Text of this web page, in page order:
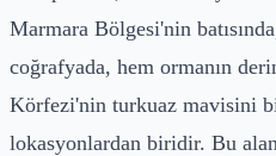
Marmara Bölgesi'nin
coğrafyada, hem ormanın
Körfezi'nin turkuaz mavisini
lokasyonlardan biridir. Bu